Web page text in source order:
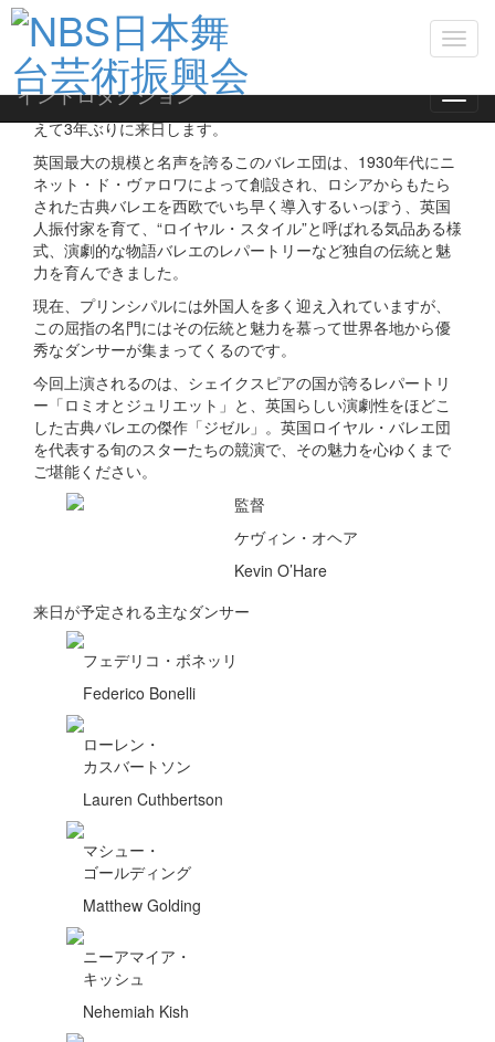
イントロダクション
“ロイヤル”の名のもとに世界中から逸材がそろう。
これぞ魅惑のスター陣！
正統で気品あるスタイルと演劇的なバレエの伝統で世界的な
人気を誇る英国ロイヤル・バレエ団が、旬のスターたちを揃
えて3年ぶりに来日します。
英国最大の規模と名声を誇るこのバレエ団は、1930年代にニ
ネット・ド・ヴァロワによって創設され、ロシアからもたら
された古典バレエを西欧でいち早く導入するいっぽう、英国
人振付家を育て、“ロイヤル・スタイル”と呼ばれる気品ある様
式、演劇的な物語バレエのレパートリーなど独自の伝統と魅
力を育んできました。
現在、プリンシパルには外国人を多く迎え入れていますが、
この屈指の名門にはその伝統と魅力を慕って世界各地から優
秀なダンサーが集まってくるのです。
今回上演されるのは、シェイクスピアの国が誇るレパートリ
ー「ロミオとジュリエット」と、英国らしい演劇性をほどこ
した古典バレエの傑作「ジゼル」。英国ロイヤル・バレエ団
を代表する旬のスターたちの競演で、その魅力を心ゆくまで
ご堪能ください。
監督
ケヴィン・オヘア
Kevin O’Hare
来日が予定される主なダンサー
フェデリコ・ボネッリ
Federico Bonelli
ローレン・
カスバートソン
Lauren Cuthbertson
マシュー・
ゴールディング
Matthew Golding
ニーアマイア・
キッシュ
Nehemiah Kish